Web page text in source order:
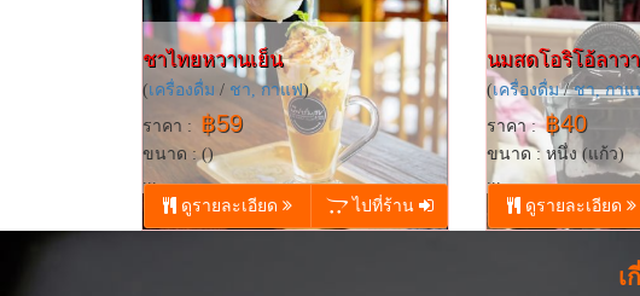
ชาไทย​หวานเย็น​
(เครื่องดื่ม / ชา, กาแฟ)
ราคา : ฿59
ขนาด : ()
...
ดูรายละเอียด
ไปที่ร้าน
นมสดโอริโอ้ลาว
(เครื่องดื่ม/ชา, กาแ
ราคา :฿40
ขนาด : หนึ่ง (แก้ว)
...
ดูรายละเอียด
เ